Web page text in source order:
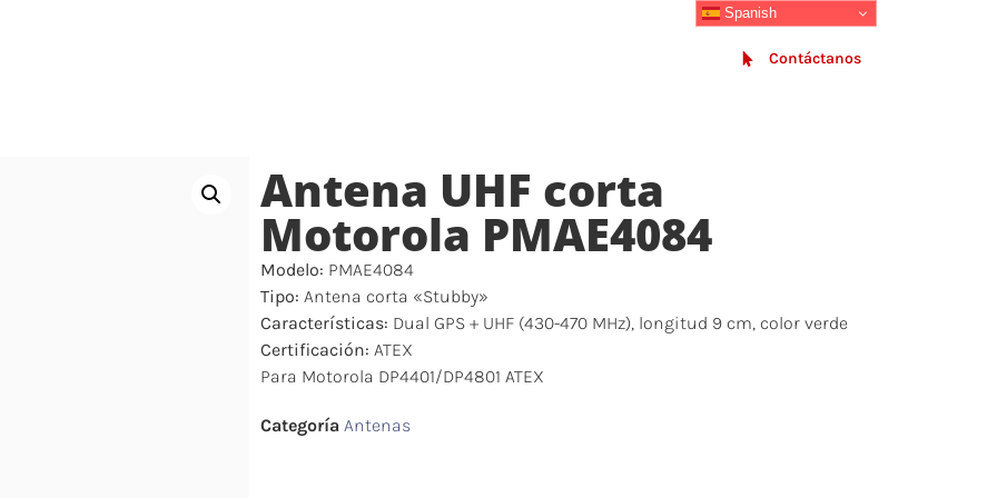
Contáctanos
Antena UHF corta
Motorola PMAE4084
Modelo: PMAE4084
Tipo: Antena corta «Stubby»
Características: Dual GPS + UHF (430-470 MHz), longitud 9 cm, color verde
Certificación: ATEX
Para Motorola DP4401/DP4801 ATEX
Categoría Antenas
Spanish